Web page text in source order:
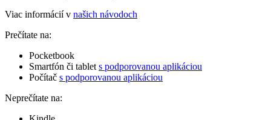
Viac informácií v našich návodoch
Prečítate na:
Pocketbook
Smartfón či tablet s podporovanou aplikáciou
Počítač s podporovanou aplikáciou
Neprečítate na: